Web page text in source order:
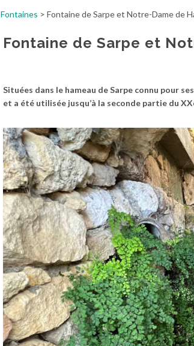
Fontaines > Fontaine de Sarpe et Notre-Dame de
Fontaine de Sarpe et
Situées dans le hameau de Sarpe connu pour
et a été utilisée jusqu’à la seconde partie du